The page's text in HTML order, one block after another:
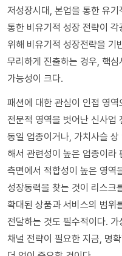
저성장시대, 본업을 통한 유
통한 비유기적 성장 전략이
위해 비유기적 성장전략을 기
무리하게 진출하는 경우, 핵
가능성이 크다.
패션에 대한 관심이 인접 영
전문적 영역을 벗어난 신사업
동일 업종이거나, 가치사슬
해서 관련성이 높은 업종이라
측면에서 적합성이 높은 영역
성장동력을 찾는 것이 리스크
확대된 상품과 서비스의 범위
전달하는 것도 필수적이다.
채널 전략이 필요한 지금, 명